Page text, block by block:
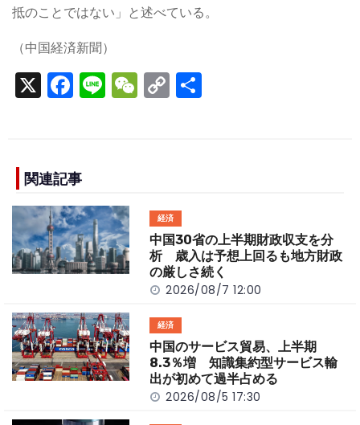
抵のことではない」と述べている。
（中国経済新聞）
X F
a
e
b
o
o
k
Li
n
W
e
C
o
n
k
関連記事
経済
中国30省の上半期財政収支を分
析 歳入は予想上回るも地方財政
の厳しさ続く
2026/08/7 12:00
経済
中国のサービス貿易、上半期
8.3％増 知識集約型サービス輸
出が初めて過半占める
2026/08/5 17:30